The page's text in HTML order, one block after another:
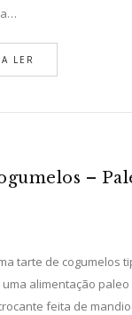
LER
–
tarte de cogumelos
alimentação paleo
feita de